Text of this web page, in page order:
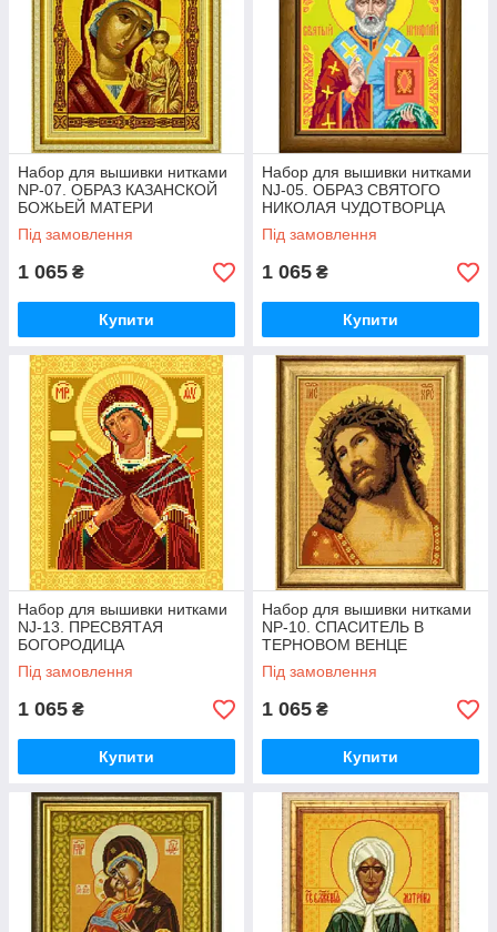
Набор для вышивки нитками
NP-07. ОБРАЗ КАЗАНСКОЙ
БОЖЬЕЙ МАТЕРИ
Під замовлення
1 065 ₴
Купити
Набор для вышивки нитками
NJ-05. ОБРАЗ СВЯТОГО
НИКОЛАЯ ЧУДОТВОРЦА
Під замовлення
1 065 ₴
Купити
Набор для вышивки нитками
NJ-13. ПРЕСВЯТАЯ
БОГОРОДИЦА
СЕМИСТРЕЛЬНАЯ
Під замовлення
1 065 ₴
Купити
Набор для вышивки нитками
NP-10. СПАСИТЕЛЬ В
ТЕРНОВОМ ВЕНЦЕ
Під замовлення
1 065 ₴
Купити